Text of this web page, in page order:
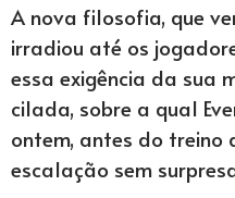
A nova filosofia, que
irradiou até os
essa exigência da sua
cilada, sobre a qual
ontem, antes do treino
escalação sem